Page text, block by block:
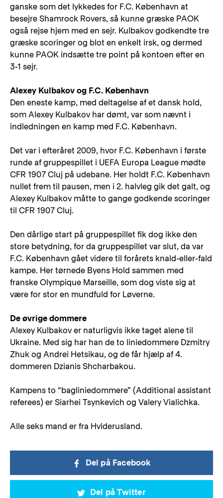
ganske som det lykkedes for F.C. København at
besejre Shamrock Rovers, så kunne græske PAOK
også rejse hjem med en sejr. Kulbakov godkendte tre
græske scoringer og blot en enkelt irsk, og dermed
kunne PAOK indsætte tre point på kontoen efter en
3-1 sejr.
Alexey Kulbakov og F.C. København
Den eneste kamp, med deltagelse af et dansk hold,
som Alexey Kulbakov har dømt, var som nævnt i
indledningen en kamp med F.C. København.
Det var i efteråret 2009, hvor F.C. København i første
runde af gruppespillet i UEFA Europa League mødte
CFR 1907 Cluj på udebane. Her holdt F.C. København
nullet frem til pausen, men i 2. halvleg gik det galt, og
Alexey Kulbakov måtte to gange godkende scoringer
til CFR 1907 Cluj.
Den dårlige start på gruppespillet fik dog ikke den
store betydning, for da gruppespillet var slut, da var
F.C. København gået videre til forårets knald-eller-fald
kampe. Her tørnede Byens Hold sammen med
franske Olympique Marseille, som dog viste sig at
være for stor en mundfuld for Løverne.
De øvrige dommere
Alexey Kulbakov er naturligvis ikke taget alene til
Ukraine. Med sig har han de to liniedommere Dzmitry
Zhuk og Andrei Hetsikau, og de får hjælp af 4.
dommeren Dzianis Shcharbakou.
Kampens to “bagliniedommere” (Additional assistant
referees) er Siarhei Tsynkevich og Valery Vialichka.
Alle seks mand er fra Hviderusland.
Del på Facebook
Del på Twitter